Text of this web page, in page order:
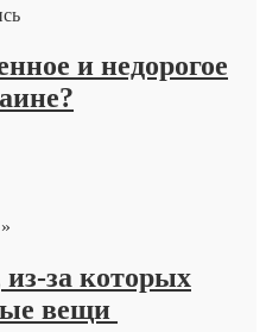
и недорогое
из-за которых
вещи